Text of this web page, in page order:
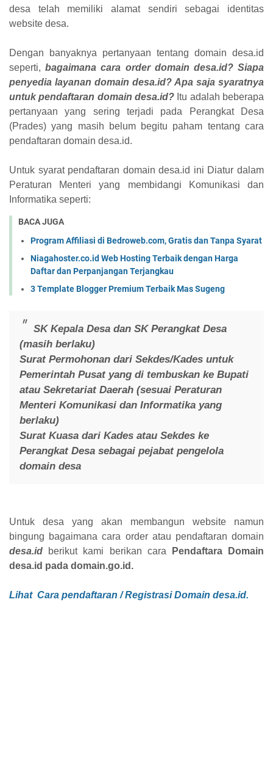
desa telah memiliki alamat sendiri sebagai identitas
website desa.
Dengan banyaknya pertanyaan tentang domain desa.id
seperti,bagaimana cara order domain desa.id? Siapa
penyedia layanan domain desa.id? Apa saja syaratnya
untuk pendaftaran domain desa.id? Itu adalah beberapa
pertanyaan yang sering terjadi pada Perangkat Desa
(Prades) yang masih belum begitu paham tentang cara
pendaftaran domain desa.id.
Untuk syarat pendaftaran domain desa.id ini Diatur dalam
Peraturan Menteri yang membidangi Komunikasi dan
Informatika seperti:
BACA JUGA
Program Affiliasi di Bedroweb.com, Gratis dan Tanpa Syarat
Niagahoster.co.id Web Hosting Terbaik dengan Harga
Daftar dan Perpanjangan Terjangkau
3 Template Blogger Premium Terbaik Mas Sugeng
SK Kepala Desa dan SK Perangkat Desa
(masih berlaku)
Surat Permohonan dari Sekdes/Kades untuk
Pemerintah Pusat yang di tembuskan ke Bupati
atau Sekretariat Daerah (sesuai Peraturan
Menteri Komunikasi dan Informatika yang
berlaku)
Surat Kuasa dari Kades atau Sekdes ke
Perangkat Desa sebagai pejabat pengelola
domain desa
Untuk desa yang akan membangun website namun
bingung bagaimana cara order atau pendaftaran domain
desa.id berikut kami berikan cara
Pendaftara Domain
desa.id pada domain.go.id.
Lihat Cara pendaftaran / Registrasi Domain desa.id.